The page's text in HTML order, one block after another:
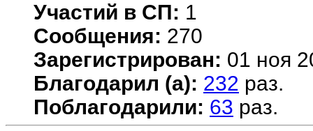
Участий в СП: 1
Сообщения: 270
Зарегистрирован: 01 ноя
Благодарил (а): 232 раз.
Поблагодарили: 63 раз.